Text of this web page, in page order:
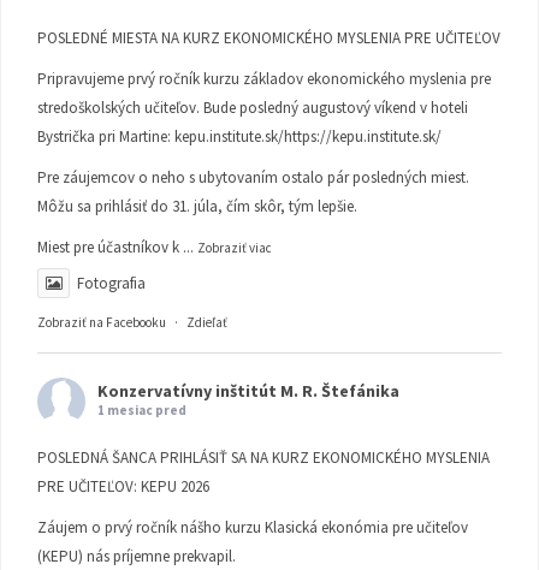
POSLEDNÉ MIESTA NA KURZ EKONOMICKÉHO MYSLENIA PRE UČITEĽOV
Pripravujeme prvý ročník kurzu základov ekonomického myslenia pre
stredoškolských učiteľov. Bude posledný augustový víkend v hoteli
Bystrička pri Martine: kepu.institute.sk/https://kepu.institute.sk/
Pre záujemcov o neho s ubytovaním ostalo pár posledných miest.
Môžu sa prihlásiť do 31. júla, čím skôr, tým lepšie.
Miest pre účastníkov k ... Zobraziť viac
Fotografia
Zobraziť na Facebooku · Zdieľať
Konzervatívny inštitút M. R. Štefánika
1 mesiac pred
POSLEDNÁ ŠANCA PRIHLÁSIŤ SA NA KURZ EKONOMICKÉHO MYSLENIA
PRE UČITEĽOV: KEPU 2026
Záujem o prvý ročník nášho kurzu Klasická ekonómia pre učiteľov
(KEPU) nás príjemne prekvapil.